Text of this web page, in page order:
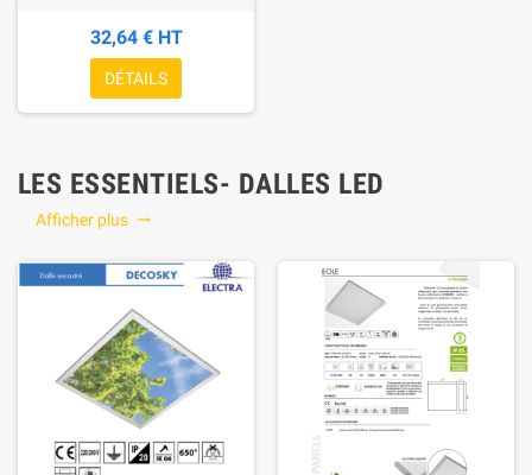
32,64 € HT
DÉTAILS
LES ESSENTIELS- DALLES LED
Afficher plus 